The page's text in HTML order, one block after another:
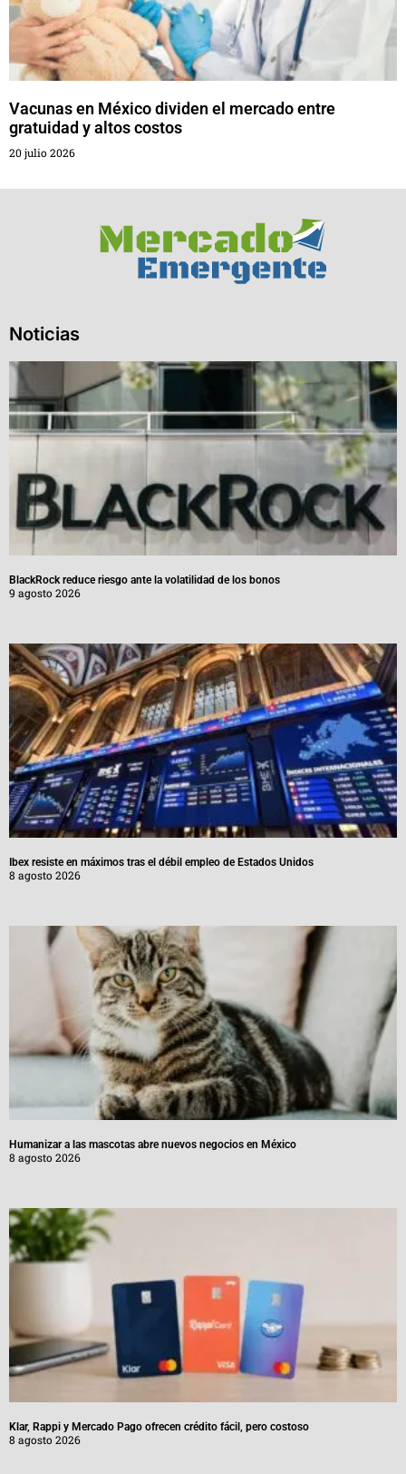
Vacunas en México dividen el mercado entre
gratuidad y altos costos
20 julio 2026
Noticias
BlackRock reduce riesgo ante la volatilidad de los bonos
9 agosto 2026
Ibex resiste en máximos tras el débil empleo de Estados Unidos
8 agosto 2026
Humanizar a las mascotas abre nuevos negocios en México
8 agosto 2026
Klar, Rappi y Mercado Pago ofrecen crédito fácil, pero costoso
8 agosto 2026